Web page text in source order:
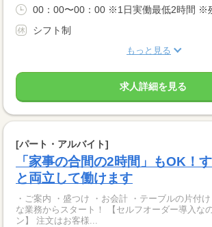
00：00〜00：00 ※1日実働最低2時間 ※
シフト制
もっと見る
求人詳細を見る
[パート・アルバイト]
「家事の合間の2時間」もOK！
と両立して働けます
・ご案内 ・盛つけ ・お会計 ・テーブルの片
な業務からスタート！ 【セルフオーダー導入なので接客がカンタ
ン】 注文はお客様...